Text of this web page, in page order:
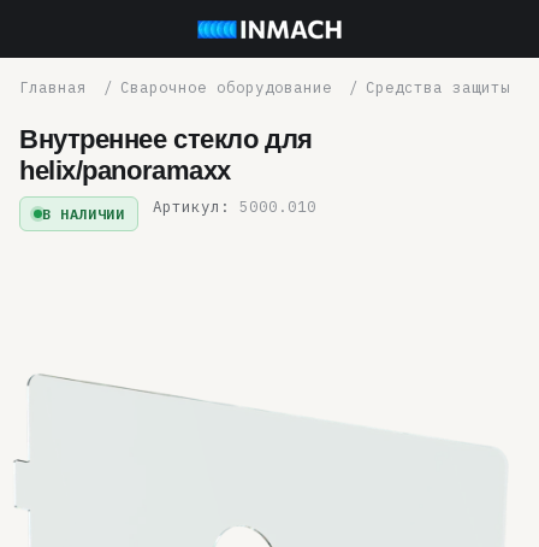
Сварочное оборудование Средства защиты
Внутреннее стекло для
helix/panoramaxx
В НАЛИЧИИ Артикул: 5000.010